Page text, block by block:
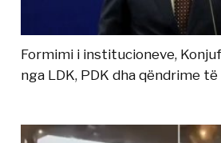
Formimi i institucioneve,
nga LDK, PDK dha qëndrime